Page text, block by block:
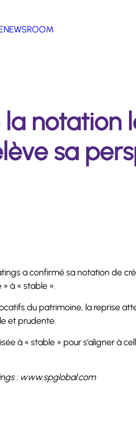
NEWSROOM
notation
sa
a confirmé sa notation de
à « stable ».
du patrimoine, la reprise
et prudente.
à « stable » pour s’aligner à
: www.spglobal.com